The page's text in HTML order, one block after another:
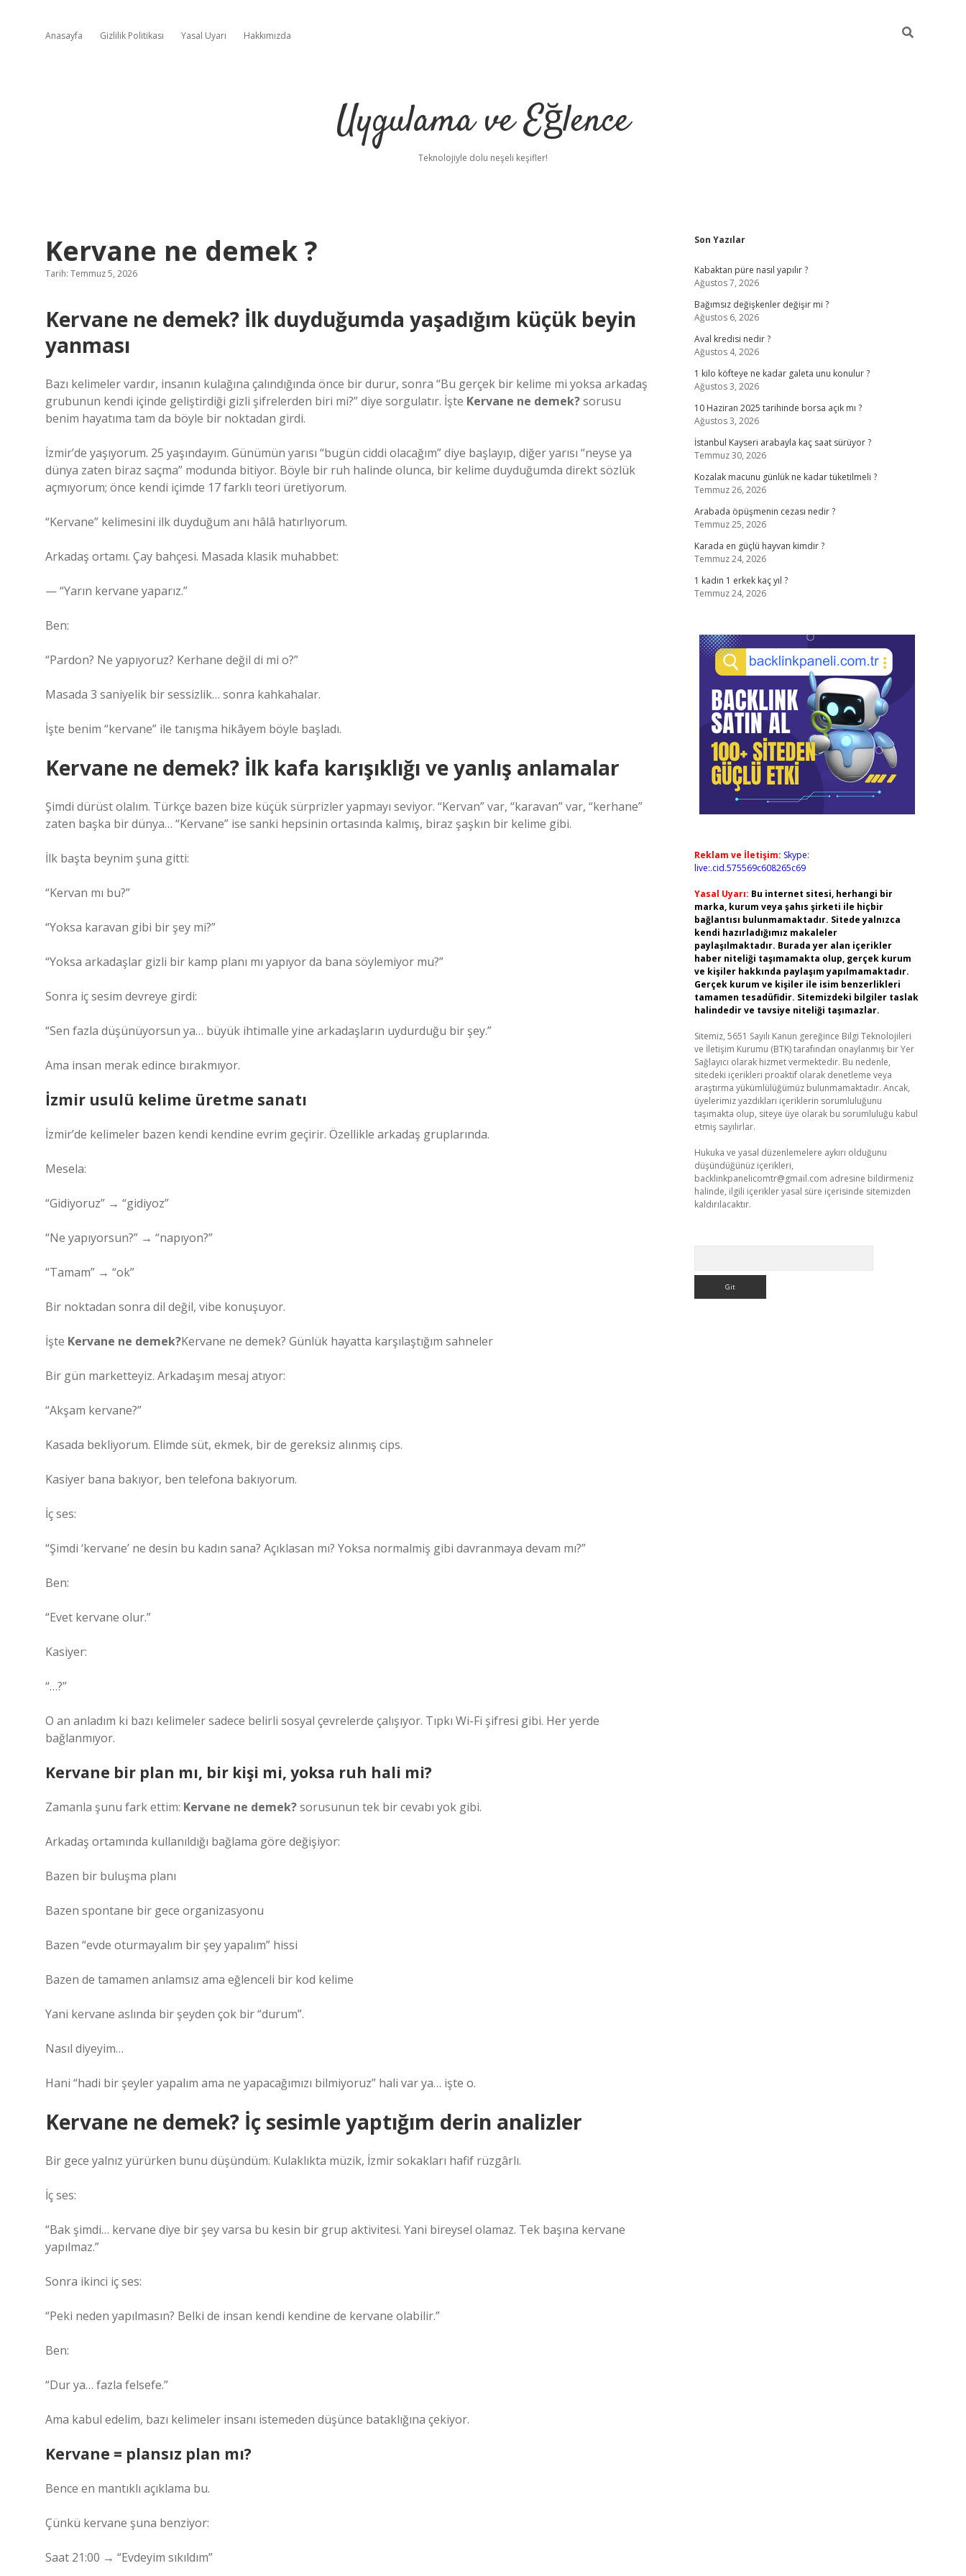
Anasayfa Gizlilik Politikası Yasal Uyarı Hakkımızda
Uygulama ve Eğlence
Teknolojiyle dolu neşeli keşifler!
Kervane ne demek ?
Tarih: Temmuz 5, 2026
Kervane ne demek? İlk duyduğumda yaşadığım küçük beyin
yanması
Bazı kelimeler vardır, insanın kulağına çalındığında önce bir durur, sonra “Bu gerçek bir kelime mi yoksa arkadaş
grubunun kendi içinde geliştirdiği gizli şifrelerden biri mi?” diye sorgulatır. İşte Kervane ne demek?sorusu
benim hayatıma tam da böyle bir noktadan girdi.
İzmir’de yaşıyorum. 25 yaşındayım. Günümün yarısı “bugün ciddi olacağım” diye başlayıp, diğer yarısı “neyse ya
dünya zaten biraz saçma” modunda bitiyor. Böyle bir ruh halinde olunca, bir kelime duyduğumda direkt sözlük
açmıyorum; önce kendi içimde 17 farklı teori üretiyorum.
“Kervane” kelimesini ilk duyduğum anı hâlâ hatırlıyorum.
Arkadaş ortamı. Çay bahçesi. Masada klasik muhabbet:
— “Yarın kervane yaparız.”
Ben:
“Pardon? Ne yapıyoruz? Kerhane değil di mi o?”
Masada 3 saniyelik bir sessizlik… sonra kahkahalar.
İşte benim “kervane” ile tanışma hikâyem böyle başladı.
Kervane ne demek? İlk kafa karışıklığı ve yanlış anlamalar
Şimdi dürüst olalım. Türkçe bazen bize küçük sürprizler yapmayı seviyor. “Kervan” var, “karavan” var, “kerhane”
zaten başka bir dünya… “Kervane” ise sanki hepsinin ortasında kalmış, biraz şaşkın bir kelime gibi.
İlk başta beynim şuna gitti:
“Kervan mı bu?”
“Yoksa karavan gibi bir şey mi?”
“Yoksa arkadaşlar gizli bir kamp planı mı yapıyor da bana söylemiyor mu?”
Sonra iç sesim devreye girdi:
“Sen fazla düşünüyorsun ya… büyük ihtimalle yine arkadaşların uydurduğu bir şey.”
Ama insan merak edince bırakmıyor.
İzmir usulü kelime üretme sanatı
İzmir’de kelimeler bazen kendi kendine evrim geçirir. Özellikle arkadaş gruplarında.
Mesela:
“Gidiyoruz” → “gidiyoz”
“Ne yapıyorsun?” → “napıyon?”
“Tamam” → “ok”
Bir noktadan sonra dil değil, vibe konuşuyor.
İşte Kervane ne demek?Kervane ne demek? Günlük hayatta karşılaştığım sahneler
Bir gün marketteyiz. Arkadaşım mesaj atıyor:
“Akşam kervane?”
Kasada bekliyorum. Elimde süt, ekmek, bir de gereksiz alınmış cips.
Kasiyer bana bakıyor, ben telefona bakıyorum.
İç ses:
“Şimdi ‘kervane’ ne desin bu kadın sana? Açıklasan mı? Yoksa normalmiş gibi davranmaya devam mı?”
Ben:
“Evet kervane olur.”
Kasiyer:
“…?”
O an anladım ki bazı kelimeler sadece belirli sosyal çevrelerde çalışıyor. Tıpkı Wi-Fi şifresi gibi. Her yerde
bağlanmıyor.
Kervane bir plan mı, bir kişi mi, yoksa ruh hali mi?
Zamanla şunu fark ettim: Kervane ne demek?sorusunun tek bir cevabı yok gibi.
Arkadaş ortamında kullanıldığı bağlama göre değişiyor:
Bazen bir buluşma planı
Bazen spontane bir gece organizasyonu
Bazen “evde oturmayalım bir şey yapalım” hissi
Bazen de tamamen anlamsız ama eğlenceli bir kod kelime
Yani kervane aslında bir şeyden çok bir “durum”.
Nasıl diyeyim…
Hani “hadi bir şeyler yapalım ama ne yapacağımızı bilmiyoruz” hali var ya… işte o.
Kervane ne demek? İç sesimle yaptığım derin analizler
Bir gece yalnız yürürken bunu düşündüm. Kulaklıkta müzik, İzmir sokakları hafif rüzgârlı.
İç ses:
“Bak şimdi… kervane diye bir şey varsa bu kesin bir grup aktivitesi. Yani bireysel olamaz. Tek başına kervane
yapılmaz.”
Sonra ikinci iç ses:
“Peki neden yapılmasın? Belki de insan kendi kendine de kervane olabilir.”
Ben:
“Dur ya… fazla felsefe.”
Ama kabul edelim, bazı kelimeler insanı istemeden düşünce bataklığına çekiyor.
Kervane = plansız plan mı?
Bence en mantıklı açıklama bu.
Çünkü kervane şuna benziyor:
Saat 21:00 → “Evdeyim sıkıldım”
Sidebar
Son Yazılar
Kabaktan püre nasıl yapılır ?
Ağustos 7, 2026
Bağımsız değişkenler değişir mi ?
Ağustos 6, 2026
Aval kredisi nedir ?
Ağustos 4, 2026
1 kilo köfteye ne kadar galeta unu konulur ?
Ağustos 3, 2026
10 Haziran 2025 tarihinde borsa açık mı ?
Ağustos 3, 2026
İstanbul Kayseri arabayla kaç saat sürüyor ?
Temmuz 30, 2026
Kozalak macunu günlük ne kadar tüketilmeli ?
Temmuz 26, 2026
Arabada öpüşmenin cezası nedir ?
Temmuz 25, 2026
Karada en güçlü hayvan kimdir ?
Temmuz 24, 2026
1 kadın 1 erkek kaç yıl ?
Temmuz 24, 2026
Reklam ve İletişim: Skype:
live:.cid.575569c608265c69
Yasal Uyarı: Bu internet sitesi, herhangi bir
marka, kurum veya şahıs şirketi ile hiçbir
bağlantısı bulunmamaktadır. Sitede yalnızca
kendi hazırladığımız makaleler
paylaşılmaktadır. Burada yer alan içerikler
haber niteliği taşımamakta olup, gerçek kurum
ve kişiler hakkında paylaşım yapılmamaktadır.
Gerçek kurum ve kişiler ile isim benzerlikleri
tamamen tesadüfidir. Sitemizdeki bilgiler taslak
halindedir ve tavsiye niteliği taşımazlar.
Sitemiz, 5651 Sayılı Kanun gereğince Bilgi Teknolojileri
ve İletişim Kurumu (BTK) tarafından onaylanmış bir Yer
Sağlayıcı olarak hizmet vermektedir. Bu nedenle,
sitedeki içerikleri proaktif olarak denetleme veya
araştırma yükümlülüğümüz bulunmamaktadır. Ancak,
üyelerimiz yazdıkları içeriklerin sorumluluğunu
taşımakta olup, siteye üye olarak bu sorumluluğu kabul
etmiş sayılırlar.
Hukuka ve yasal düzenlemelere aykırı olduğunu
düşündüğünüz içerikleri,
backlinkpanelicomtr@gmail.com adresine bildirmeniz
halinde, ilgili içerikler yasal süre içerisinde sitemizden
kaldırılacaktır.